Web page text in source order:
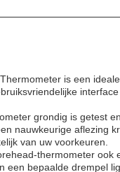
is een
grondig is getest
nauwkeurige aflezing
van uw voorkeuren.
thermometer ook
een bepaalde drempel